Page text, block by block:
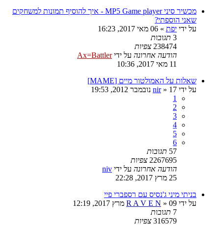
מכשיר סיני MP5 Game player - איך להוסיף תמונות למשחקים
שאני הוספתי?
על ידי יפת » 06 מאי 2017, 16:23
3 תגובות
238474 צפיות
הודעה אחרונה על ידיAx=Battler
11 מאי 2017, 10:36
שאלות על האמולטור מיים [MAME]
על ידי
nir» 17 נובמבר 2012, 19:53
1
2
3
4
5
6
57 תגובות
2267695 צפיות
הודעה אחרונה על ידי niv
25 מרץ 2017, 22:28
בניתי מיני ג'נסיס עם רספברי פיי
על ידי
R A V E N » 09 מרץ 2017, 12:19
7 תגובות
316579 צפיות